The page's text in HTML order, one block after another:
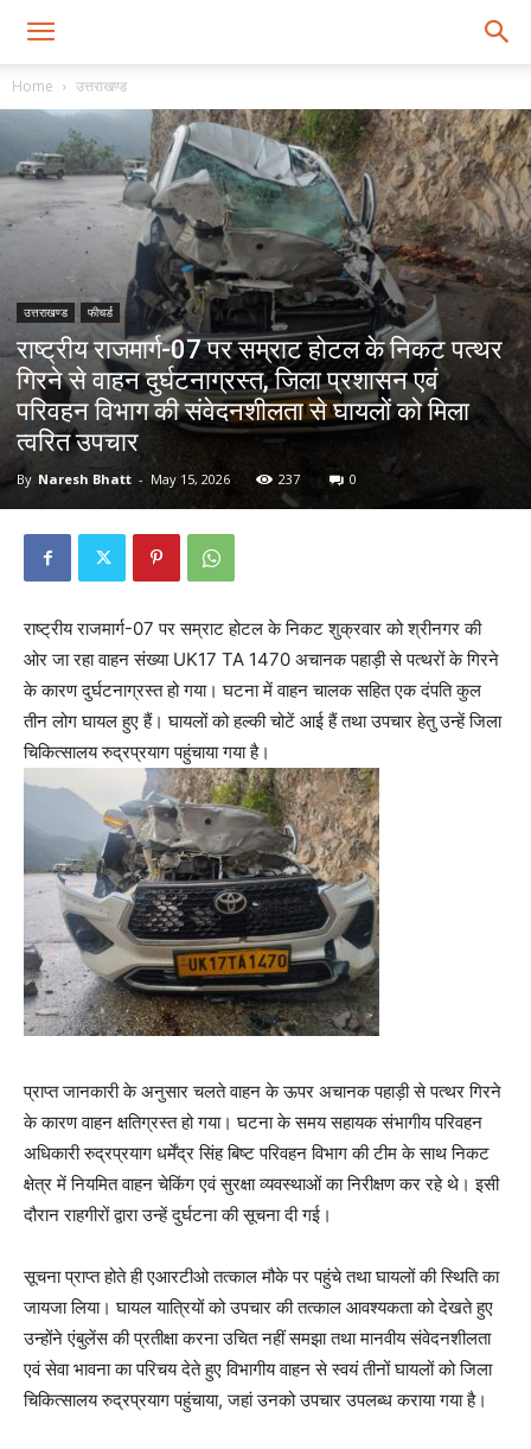
Home उत्तराखण्ड
उत्तराखण्ड फीचर्ड
राष्ट्रीय राजमार्ग-07 पर सम्राट होटल के निकट पत्थर
गिरने से वाहन दुर्घटनाग्रस्त, जिला प्रशासन एवं
परिवहन विभाग की संवेदनशीलता से घायलों को मिला
त्वरित उपचार
By Naresh Bhatt - May 15, 2026 237 0
राष्ट्रीय राजमार्ग-07 पर सम्राट होटल के निकट शुक्रवार को श्रीनगर की
ओर जा रहा वाहन संख्या UK17 TA 1470 अचानक पहाड़ी से पत्थरों के गिरने
के कारण दुर्घटनाग्रस्त हो गया। घटना में वाहन चालक सहित एक दंपति कुल
तीन लोग घायल हुए हैं। घायलों को हल्की चोटें आई हैं तथा उपचार हेतु उन्हें जिला
चिकित्सालय रुद्रप्रयाग पहुंचाया गया है।
प्राप्त जानकारी के अनुसार चलते वाहन के ऊपर अचानक पहाड़ी से पत्थर गिरने
के कारण वाहन क्षतिग्रस्त हो गया। घटना के समय सहायक संभागीय परिवहन
अधिकारी रुद्रप्रयाग धर्मेंद्र सिंह बिष्ट परिवहन विभाग की टीम के साथ निकट
क्षेत्र में नियमित वाहन चेकिंग एवं सुरक्षा व्यवस्थाओं का निरीक्षण कर रहे थे। इसी
दौरान राहगीरों द्वारा उन्हें दुर्घटना की सूचना दी गई।
सूचना प्राप्त होते ही एआरटीओ तत्काल मौके पर पहुंचे तथा घायलों की स्थिति का
जायजा लिया। घायल यात्रियों को उपचार की तत्काल आवश्यकता को देखते हुए
उन्होंने एंबुलेंस की प्रतीक्षा करना उचित नहीं समझा तथा मानवीय संवेदनशीलता
एवं सेवा भावना का परिचय देते हुए विभागीय वाहन से स्वयं तीनों घायलों को जिला
चिकित्सालय रुद्रप्रयाग पहुंचाया, जहां उनको उपचार उपलब्ध कराया गया है।